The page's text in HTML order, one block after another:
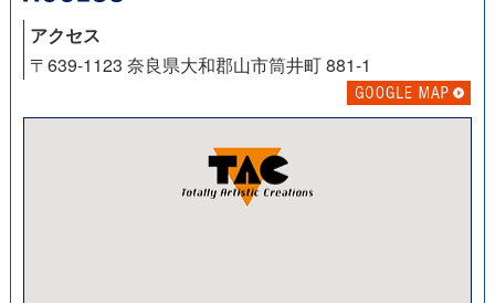
アクセス
〒639-1123 奈良県大和郡山市筒井町 881-1